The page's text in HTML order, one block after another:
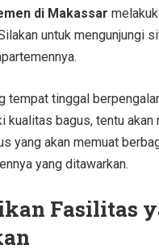
di Makassar
untuk mengunjungi
tempat tinggal
kualitas bagus, tentu akan
yang akan memuat
yang ditawarkan.
Fasilitas